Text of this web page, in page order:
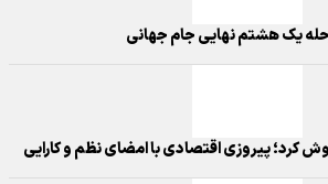
یک هشتم نهایی جام جهانی
کرد؛ پیروزی اقتصادی با امضای نظم و کارایی